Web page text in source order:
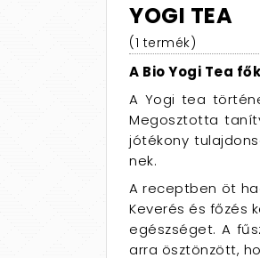
YOGI TEA
(1 termék)
A Bio Yogi Tea
A Yogi tea
Megosztotta
jótékony
nek.
A receptben öt
Keverés és főzés
egészséget. A
arra ösztönzött,